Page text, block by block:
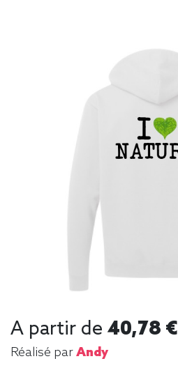
A partir de 40,78 €
Réalisé parAndy